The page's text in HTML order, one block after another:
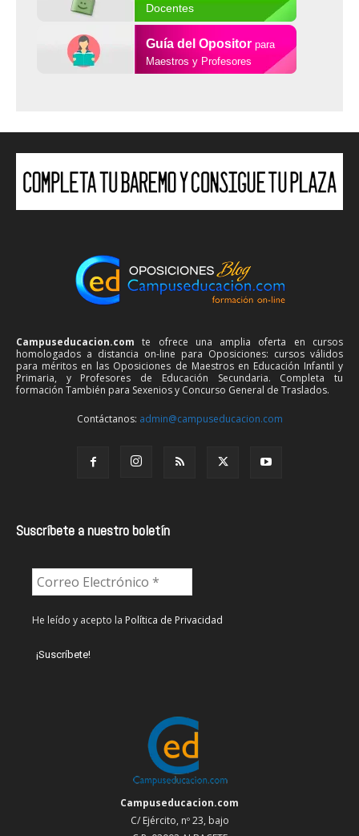
Docentes
Guía del Opositor para
Maestros y Profesores
Campuseducacion.com te ofrece una amplia oferta en cursos
homologados a distancia on-line para Oposiciones: cursos válidos
para méritos en las Oposiciones de Maestros en Educación Infantil y
Primaria, y Profesores de Educación Secundaria. Completa tu
formación También para Sexenios y Concurso General de Traslados.
Contáctanos: admin@campuseducacion.com
Suscríbete a nuestro boletín
He leído y acepto la Política de Privacidad
Campuseducacion.com
C/ Ejército, nº 23, bajo